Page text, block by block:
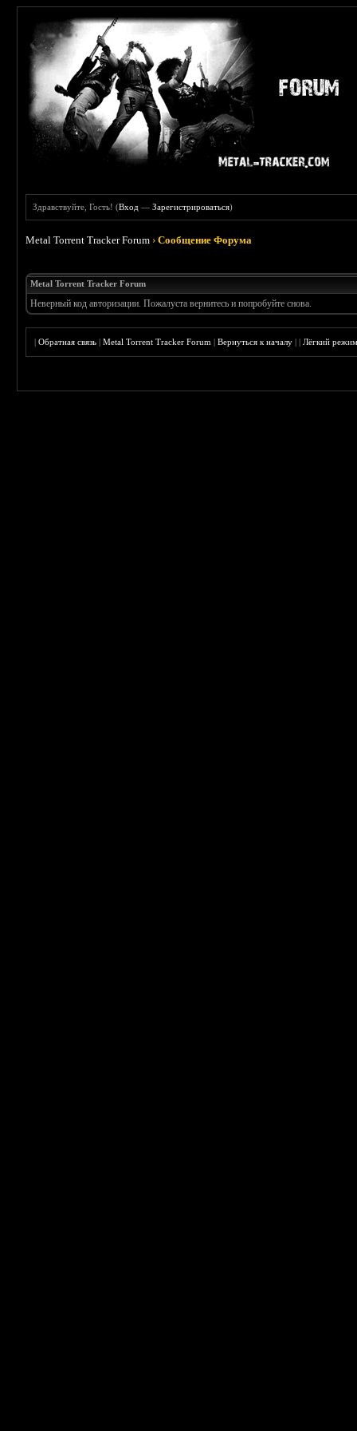
Здравствуйте, Гость! (Вход —Зарегистрироваться)
Metal Torrent Tracker Forum ›Сообщение Форума
Metal Torrent Tracker Forum
Неверный код авторизации. Пожалуста вернитесь и попробуйте снова.
|Обратная связь |Metal Torrent Tracker Forum |Вернуться к началу ||Лёгкий